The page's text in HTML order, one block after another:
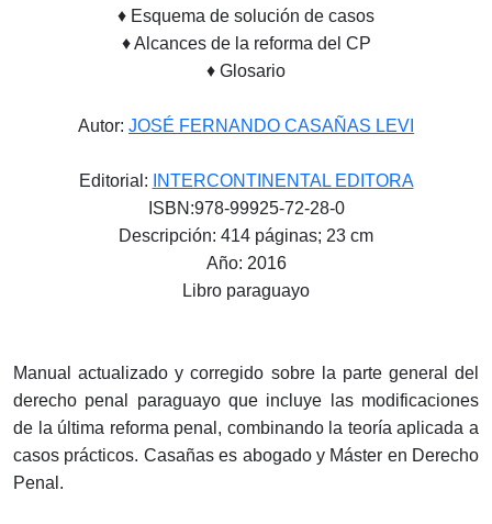
♦ Esquema de solución de casos
♦ Alcances de la reforma del CP
♦ Glosario
Autor: JOSÉ FERNANDO CASAÑAS LEVI
Editorial:
INTERCONTINENTAL EDITORA
ISBN:978-99925-72-28-0
Descripción: 414 páginas; 23 cm
Año: 2016
Libro paraguayo
Manual actualizado y corregido sobre la parte general del
derecho penal paraguayo que incluye las modificaciones
de la última reforma penal, combinando la teoría aplicada a
casos prácticos. Casañas es abogado y Máster en Derecho
Penal.